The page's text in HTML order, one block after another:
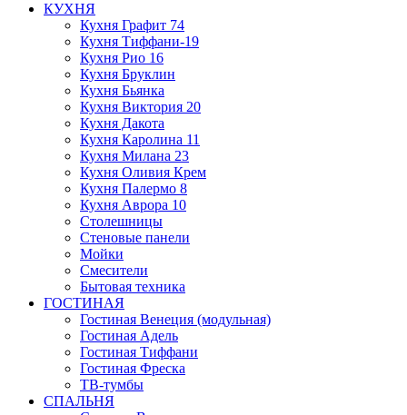
КУХНЯ
Кухня Графит 74
Кухня Тиффани-19
Кухня Рио 16
Кухня Бруклин
Кухня Бьянка
Кухня Виктория 20
Кухня Дакота
Кухня Каролина 11
Кухня Милана 23
Кухня Оливия Крем
Кухня Палермо 8
Кухня Аврора 10
Столешницы
Стеновые панели
Мойки
Смесители
Бытовая техника
ГОСТИНАЯ
Гостиная Венеция (модульная)
Гостиная Адель
Гостиная Тиффани
Гостиная Фреска
ТВ-тумбы
СПАЛЬНЯ